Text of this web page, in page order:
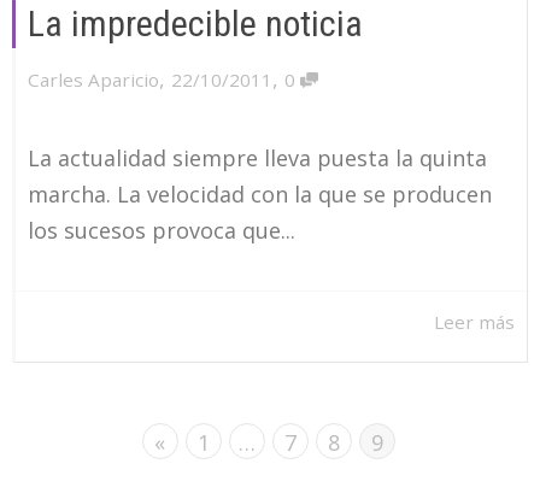
La impredecible noticia
Carles Aparicio, 22/10/2011 , 0
La actualidad siempre lleva puesta la quinta
marcha. La velocidad con la que se producen
los sucesos provoca que...
Leer más
« 1 … 7 8 9